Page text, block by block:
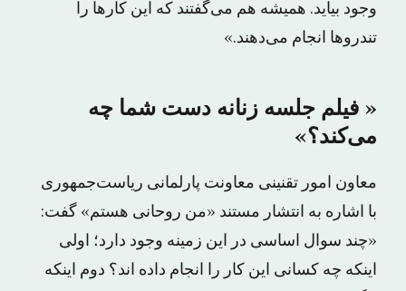
وجود بیاید. همیشه هم می‌گفتند که این کارها را
تندروها انجام می‌دهند.»
« فیلم جلسه زنانه دست شما چه
می‌کند؟»
معاون امور تقنینی معاونت پارلمانی ریاست‌جمهوری
با اشاره به انتشار مستند «من روحانی هستم» گفت:
«چند سوال اساسی در این زمینه وجود دارد؛ اولی
اینکه چه کسانی این کار را انجام داده اند؟ دوم اینکه